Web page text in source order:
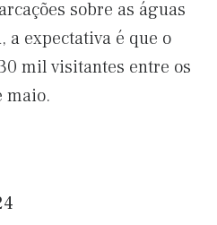
sobre as águas
a expectativa é que o
mil visitantes entre os
maio.